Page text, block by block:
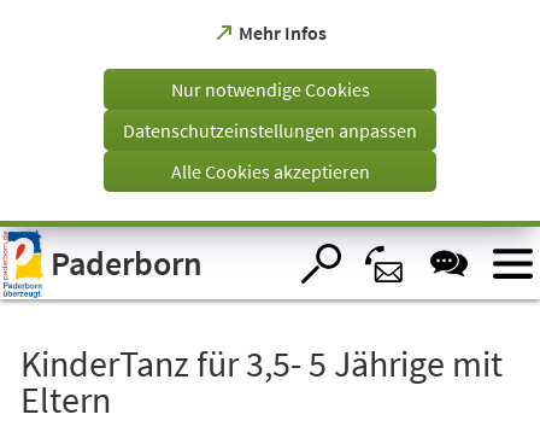
Visuelle
Assistenzsoftware
öffnen.
Mehr Infos
(Öffnet
einem
Tab)
Nur notwendige Cookies
Datenschutzeinstellungen anpassen
Alle Cookies akzeptieren
Paderborn
KinderTanz für 3,5- 5 Jährige mit
Eltern